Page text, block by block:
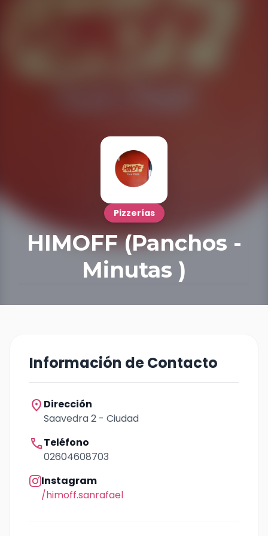
Pizzerías
HIMOFF (Panchos -
Minutas )
Información de Contacto
location_on Dirección
Saavedra 2 - Ciudad
callTeléfono
02604608703
Instagram
/himoff.sanrafael